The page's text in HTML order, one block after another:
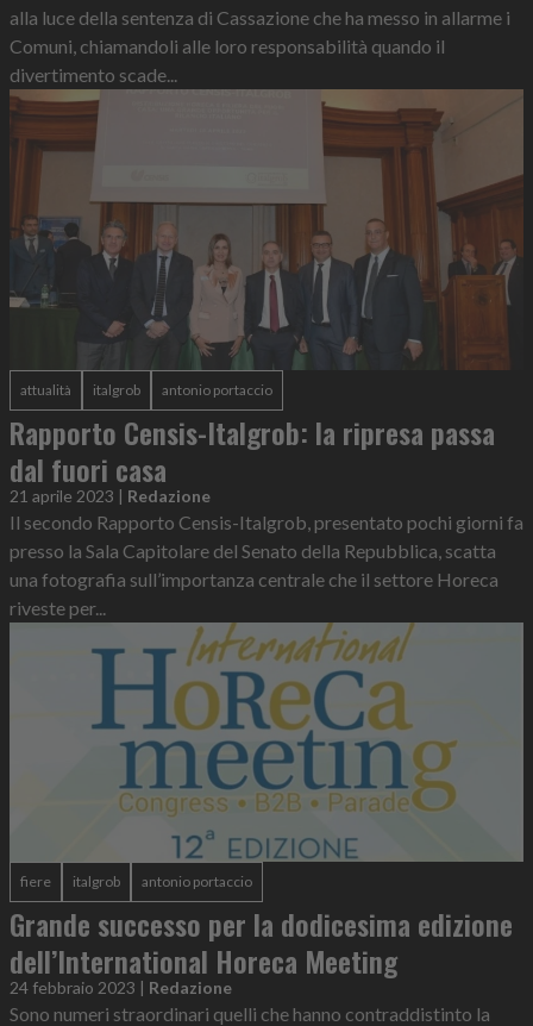
alla luce della sentenza di Cassazione che ha messo in allarme i
Comuni, chiamandoli alle loro responsabilità quando il
divertimento scade...
attualità italgrob antonio portaccio
Rapporto Censis-Italgrob: la ripresa passa
dal fuori casa
21 aprile 2023 | Redazione
Il secondo Rapporto Censis-Italgrob, presentato pochi giorni fa
presso la Sala Capitolare del Senato della Repubblica, scatta
una fotografia sull’importanza centrale che il settore Horeca
riveste per...
fiere italgrob antonio portaccio
Grande successo per la dodicesima edizione
dell’International Horeca Meeting
24 febbraio 2023 | Redazione
Sono numeri straordinari quelli che hanno contraddistinto la